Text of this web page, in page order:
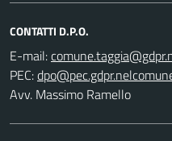
CONTATTI D.P.O.
E-mail:
PEC:
Avv. Massimo Ramello